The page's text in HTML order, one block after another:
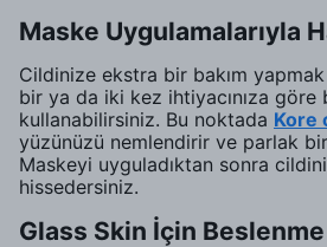
Maske Uygulamalarıyla
Cildinize ekstra bir bakım
bir ya da iki kez ihtiyacınıza göre
kullanabilirsiniz. Bu noktada Kore
yüzünüzü nemlendirir ve parlak bir
Maskeyi uyguladıktan sonra
hissedersiniz.
Glass Skin İçin